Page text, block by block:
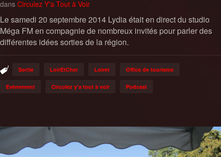
dans Circulez Y'a Tout à Voir
Le samedi 20 septembre 2014 Lydia était en direct du studio
Méga FM en compagnie de nombreux invités pour parler des
différentes idées sorties de la région.
Sortie LoirEtCher Loiret Office de tourisme
Evènement Circulez y'a tout à voir Podcast